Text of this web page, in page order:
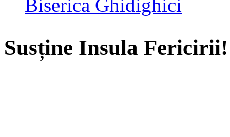
Biserica Ghidighici
Susține Insula Fericirii!